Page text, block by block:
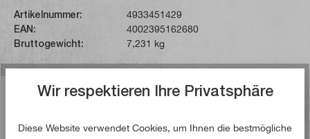
Artikelnummer:
4933451429
EAN:
4002395162680
Bruttogewicht:
7,231 kg
Beschreibung
Leerlaufdrehzahl von 5.000 Umdrehungen pro Minute.
Wir respektieren Ihre Privatsphäre
Diese Website verwendet Cookies, um Ihnen die bestmögliche